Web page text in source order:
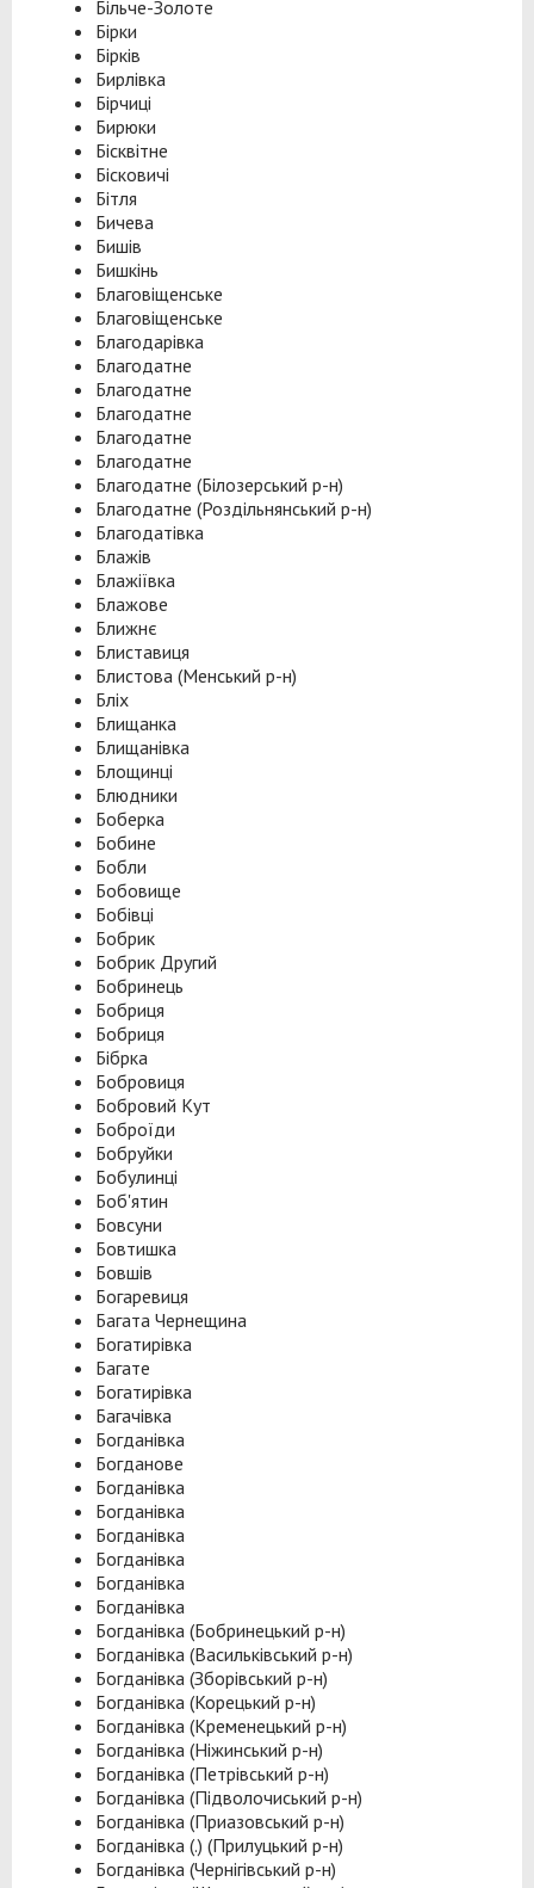
Більче-Золоте
Бірки
Бірків
Бирлівка
Бірчиці
Бирюки
Бісквітне
Бісковичі
Бітля
Бичева
Бишів
Бишкінь
Благовіщенське
Благовіщенське
Благодарівка
Благодатне
Благодатне
Благодатне
Благодатне
Благодатне
Благодатне (Білозерський р-н)
Благодатне (Роздільнянський р-н)
Благодатівка
Блажів
Блажіївка
Блажове
Ближнє
Блиставиця
Блистова (Менський р-н)
Бліх
Блищанка
Блищанівка
Блощинці
Блюдники
Боберка
Бобине
Бобли
Бобовище
Бобівці
Бобрик
Бобрик Другий
Бобринець
Бобриця
Бобриця
Бібрка
Бобровиця
Бобровий Кут
Боброїди
Бобруйки
Бобулинці
Боб'ятин
Бовсуни
Бовтишка
Бовшів
Богаревиця
Багата Чернещина
Богатирівка
Багате
Богатирівка
Багачівка
Богданівка
Богданове
Богданівка
Богданівка
Богданівка
Богданівка
Богданівка
Богданівка
Богданівка (Бобринецький р-н)
Богданівка (Васильківський р-н)
Богданівка (Зборівський р-н)
Богданівка (Корецький р-н)
Богданівка (Кременецький р-н)
Богданівка (Ніжинський р-н)
Богданівка (Петрівський р-н)
Богданівка (Підволочиський р-н)
Богданівка (Приазовський р-н)
Богданівка (.) (Прилуцький р-н)
Богданівка (Чернігівський р-н)